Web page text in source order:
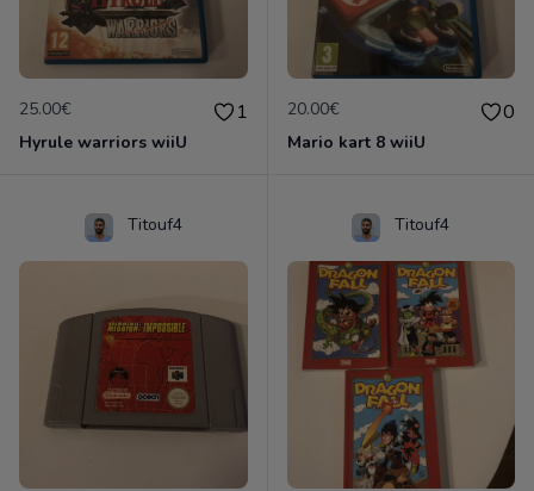
25.00€ 1
Hyrule warriors wiiU
20.00€ 0
Mario kart 8 wiiU
Titouf4 Titouf4